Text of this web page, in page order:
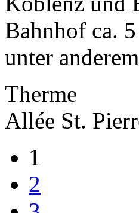
Bahnhof ca.
unter
Therme
Allée St.
1
2